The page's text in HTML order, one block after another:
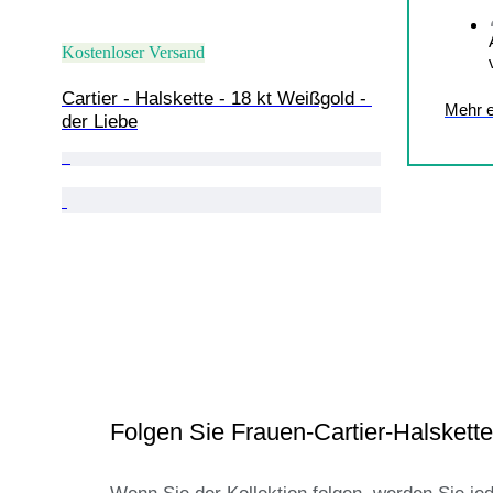
Kostenloser Versand
Cartier - Halskette - 18 kt Weißgold -
der Liebe
Mehr
Folgen Sie Frauen-Cartier-Halskette